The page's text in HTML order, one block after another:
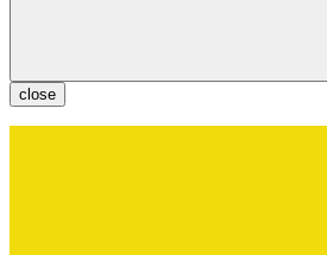
close